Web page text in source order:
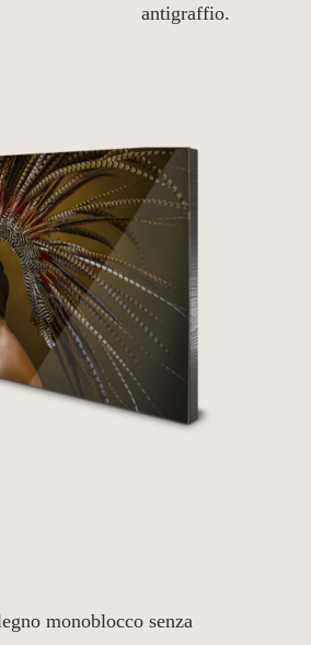
antigraffio.
monoblocco senza